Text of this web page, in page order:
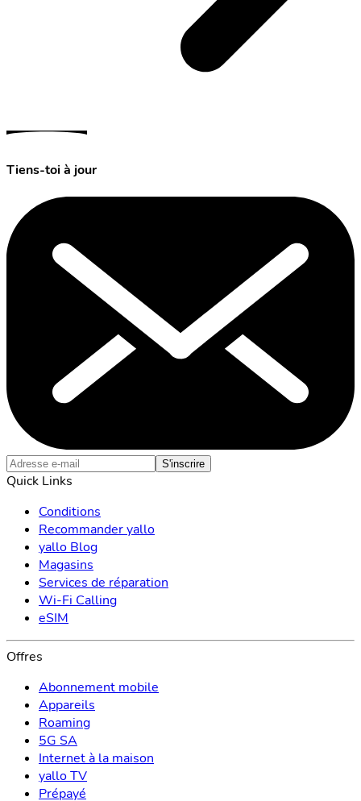
Tiens-toi à jour
S'inscrire
Quick Links
Conditions
Recommander yallo
yallo Blog
Magasins
Services de réparation
Wi-Fi Calling
eSIM
Offres
Abonnement mobile
Appareils
Roaming
5G SA
Internet à la maison
yallo TV
Prépayé